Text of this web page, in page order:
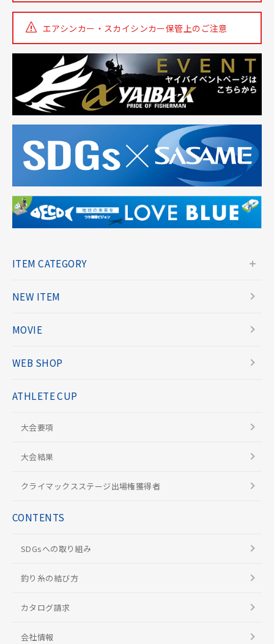
エアシンカー・スカイシンカー保管上のご注意
ITEM CATEGORY
NEW ITEM
MOVIE
WEB SHOP
ATHLETE CUP
大会要項
大会結果
クライマックスステージ出場権獲得者
CONTENTS
SDGsへの取り組み
釣り糸の結び方
カタログ請求
会社情報